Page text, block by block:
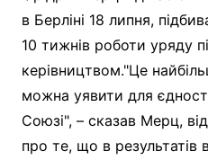
в Берліні 18 липня,
10 тижнів роботи уряду
керівництвом."Це
можна уявити для
Союзі", – сказав Мерц,
про те, що в результатів